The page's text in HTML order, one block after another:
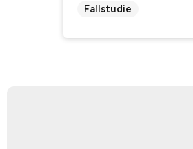
Fallstudie